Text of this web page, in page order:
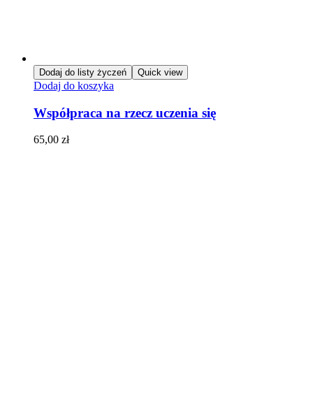
Dodaj do listy życzeń Quick view
Dodaj do koszyka
Współpraca na rzecz uczenia się
65,00 zł